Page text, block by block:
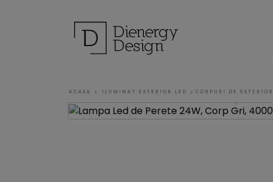
ACASA ILUMINAT EXTERIOR LED CORPURI DE EXTERIOR